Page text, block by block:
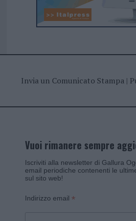
Invia un Comunicato Stampa|
Vuoi rimanere sempre
Iscriviti alla newsletter di Gallura
email periodiche contenenti le
sul sito web!
Indirizzo email *